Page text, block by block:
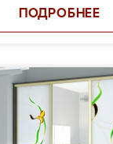
ПОДРОБНЕЕ